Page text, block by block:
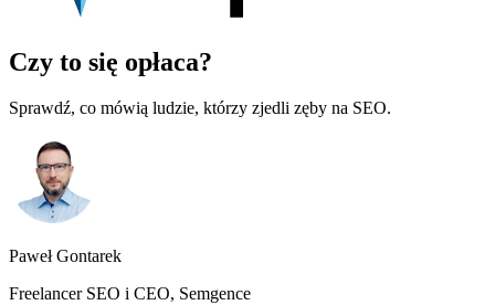
Czy to się opłaca?
Sprawdź, co mówią ludzie, którzy zjedli zęby na SEO.
Paweł Gontarek
Freelancer SEO i CEO, Semgence